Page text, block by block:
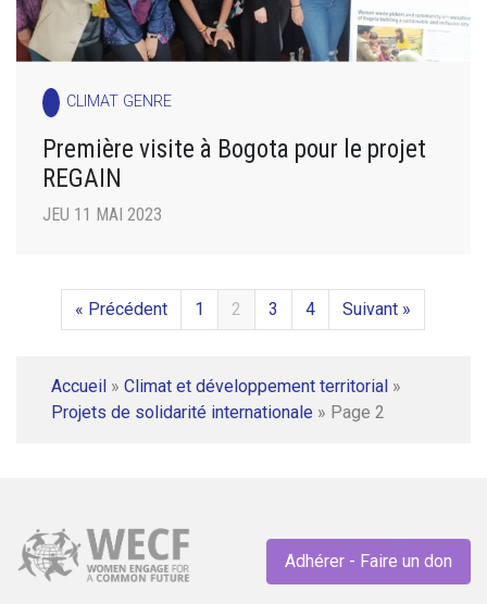
CLIMAT GENRE
Première visite à Bogota pour le projet
REGAIN
JEU 11 MAI 2023
« Précédent 1 2 3 4 Suivant »
Accueil » Climat et développement territorial »
Projets de solidarité internationale » Page 2
Adhérer - Faire un don